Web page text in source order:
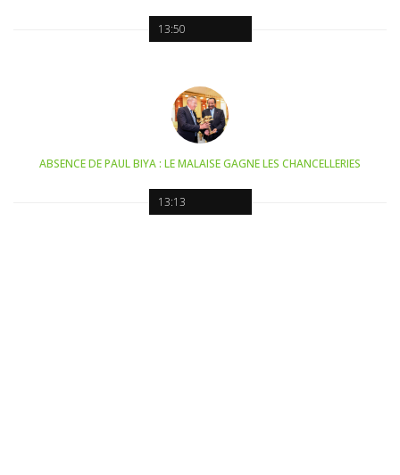
13:50
13:13
ABSENCE DE PAUL BIYA : LE MALAISE GAGNE LES CHANCELLERIES